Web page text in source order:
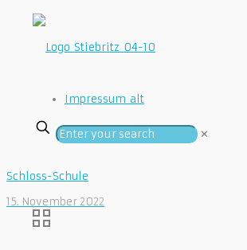
Impressum_alt
✕
Schloss-Schule
15. November 2022